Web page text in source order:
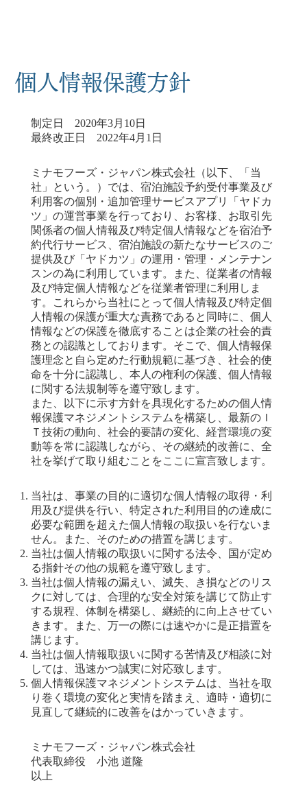
制定日 2020年3月10日
最終改正日 2022年4月1日
ミナモフーズ・ジャパン株式会社（以下、「当
社」という。）では、宿泊施設予約受付事業及び
利用客の個別・追加管理サービスアプリ「ヤドカ
ツ」の運営事業を行っており、お客様、お取引先
関係者の個人情報及び特定個人情報などを宿泊予
約代行サービス、宿泊施設の新たなサービスのご
提供及び「ヤドカツ」の運用・管理・メンテナン
スンの為に利用しています。また、従業者の情報
及び特定個人情報などを従業者管理に利用しま
す。これらから当社にとって個人情報及び特定個
人情報の保護が重大な責務であると同時に、個人
情報などの保護を徹底することは企業の社会的責
務との認識としております。そこで、個人情報保
護理念と自ら定めた行動規範に基づき、社会的使
命を十分に認識し、本人の権利の保護、個人情報
に関する法規制等を遵守致します。
また、以下に示す方針を具現化するための個人情
報保護マネジメントシステムを構築し、最新のＩ
Ｔ技術の動向、社会的要請の変化、経営環境の変
動等を常に認識しながら、その継続的改善に、全
社を挙げて取り組むことをここに宣言致します。
当社は、事業の目的に適切な個人情報の取得・利
用及び提供を行い、特定された利用目的の達成に
必要な範囲を超えた個人情報の取扱いを行ないま
せん。また、そのための措置を講じます。
当社は個人情報の取扱いに関する法令、国が定め
る指針その他の規範を遵守致します。
当社は個人情報の漏えい、滅失、き損などのリス
クに対しては、合理的な安全対策を講じて防止す
する規程、体制を構築し、継続的に向上させてい
きます。また、万一の際には速やかに是正措置を
講じます。
当社は個人情報取扱いに関する苦情及び相談に対
しては、迅速かつ誠実に対応致します。
個人情報保護マネジメントシステムは、当社を取
り巻く環境の変化と実情を踏まえ、適時・適切に
見直して継続的に改善をはかっていきます。
ミナモフーズ・ジャパン株式会社
代表取締役 小池 道隆
以上
個人情報保護方針